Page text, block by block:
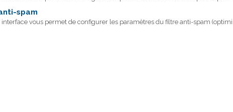
spam
interface vous permet de configurer les paramètres du filtre anti-spam